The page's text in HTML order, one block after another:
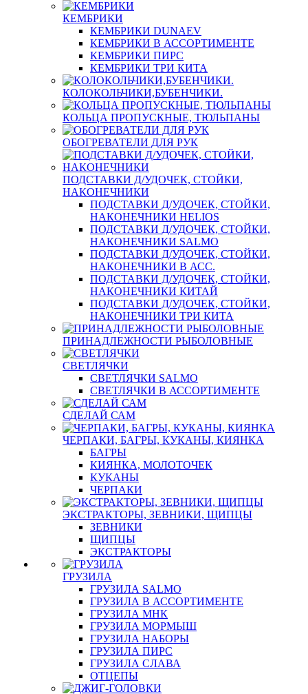
КЕМБРИКИ
КЕМБРИКИ DUNAEV
КЕМБРИКИ В АССОРТИМЕНТЕ
КЕМБРИКИ ПИРС
КЕМБРИКИ ТРИ КИТА
КОЛОКОЛЬЧИКИ,БУБЕНЧИКИ.
КОЛЬЦА ПРОПУСКНЫЕ, ТЮЛЬПАНЫ
ОБОГРЕВАТЕЛИ ДЛЯ РУК
ПОДСТАВКИ Д/УДОЧЕК, СТОЙКИ,
НАКОНЕЧНИКИ
ПОДСТАВКИ Д/УДОЧЕК, СТОЙКИ,
НАКОНЕЧНИКИ HELIOS
ПОДСТАВКИ Д/УДОЧЕК, СТОЙКИ,
НАКОНЕЧНИКИ SALMO
ПОДСТАВКИ Д/УДОЧЕК, СТОЙКИ,
НАКОНЕЧНИКИ В АСС.
ПОДСТАВКИ Д/УДОЧЕК, СТОЙКИ,
НАКОНЕЧНИКИ КИТАЙ
ПОДСТАВКИ Д/УДОЧЕК, СТОЙКИ,
НАКОНЕЧНИКИ ТРИ КИТА
ПРИНАДЛЕЖНОСТИ РЫБОЛОВНЫЕ
СВЕТЛЯЧКИ
СВЕТЛЯЧКИ SALMO
СВЕТЛЯЧКИ В АССОРТИМЕНТЕ
СДЕЛАЙ САМ
ЧЕРПАКИ, БАГРЫ, КУКАНЫ, КИЯНКА
БАГРЫ
КИЯНКА, МОЛОТОЧЕК
КУКАНЫ
ЧЕРПАКИ
ЭКСТРАКТОРЫ, ЗЕВНИКИ, ЩИПЦЫ
ЗЕВНИКИ
ЩИПЦЫ
ЭКСТРАКТОРЫ
ГРУЗИЛА
ГРУЗИЛА SALMO
ГРУЗИЛА В АССОРТИМЕНТЕ
ГРУЗИЛА МНК
ГРУЗИЛА МОРМЫШ
ГРУЗИЛА НАБОРЫ
ГРУЗИЛА ПИРС
ГРУЗИЛА СЛАВА
ОТЦЕПЫ